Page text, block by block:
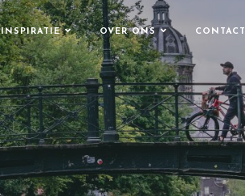
INSPIRATIE OVER ONS CONTACT